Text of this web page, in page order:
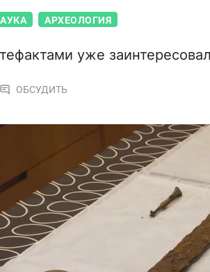
АРХЕОЛОГИЯ
уже
ОБСУДИТЬ